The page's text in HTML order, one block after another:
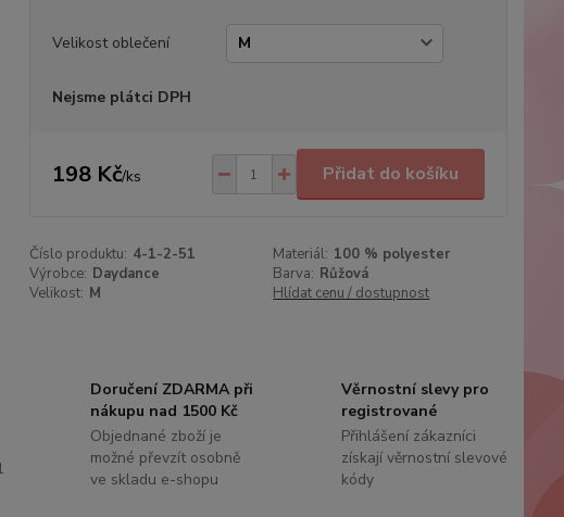
Velikost oblečení
Nejsme plátci DPH
198 Kč/ks Přidat do košíku
Číslo produktu: 4-1-2-51 Materiál: 100 % polyester
Výrobce: Daydance Barva: Růžová
Velikost: M Hlídat cenu / dostupnost
Doručení ZDARMA při
nákupu nad 1500 Kč
Objednané zboží je
možné převzít osobně
ve skladu e-shopu
Věrnostní slevy pro
registrované
Přihlášení zákazníci
získají věrnostní slevové
kódy